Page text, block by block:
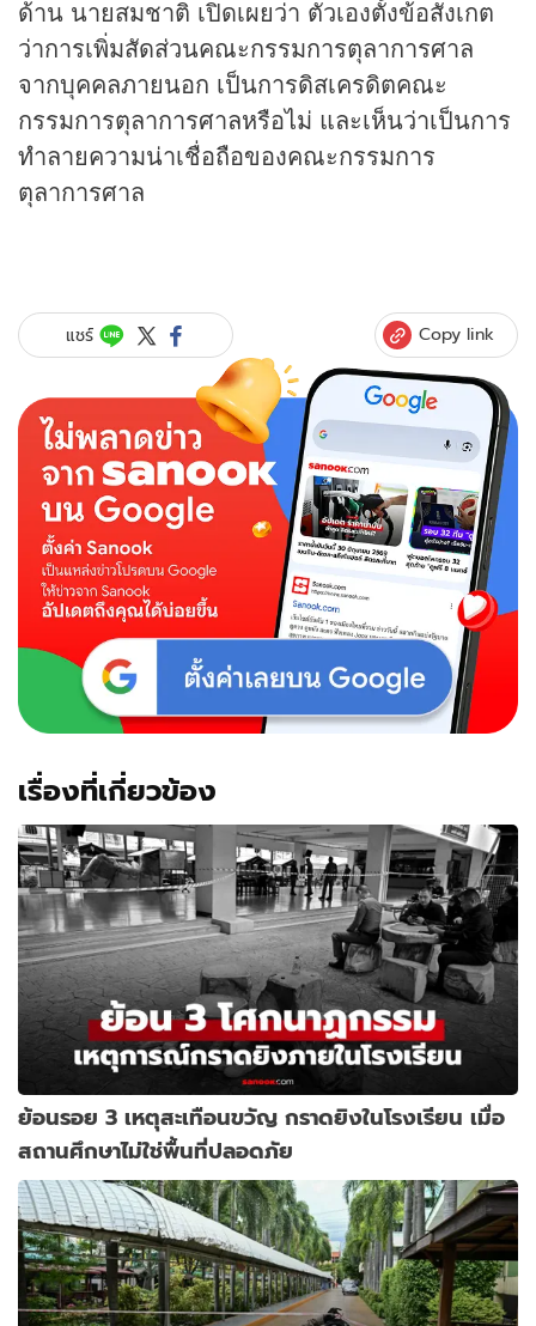
ด้าน นายสมชาติ เปิดเผยว่า ตัวเองตั้งข้อสังเกต
ว่าการเพิ่มสัดส่วนคณะกรรมการตุลาการศาล
จากบุคคลภายนอก เป็นการดิสเครดิตคณะ
กรรมการตุลาการศาลหรือไม่ และเห็นว่าเป็นการ
ทำลายความน่าเชื่อถือของคณะกรรมการ
ตุลาการศาล
แชร์ Copy link
เรื่องที่เกี่ยวข้อง
ย้อนรอย 3 เหตุสะเทือนขวัญ กราดยิงในโรงเรียน เมื่อ
สถานศึกษาไม่ใช่พื้นที่ปลอดภัย